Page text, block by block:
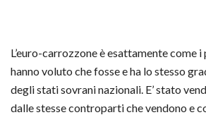
L’euro-carrozzone è esattamente come
hanno voluto che fosse e ha lo stesso
degli stati sovrani nazionali. E’ stato
dalle stesse controparti che vendono e